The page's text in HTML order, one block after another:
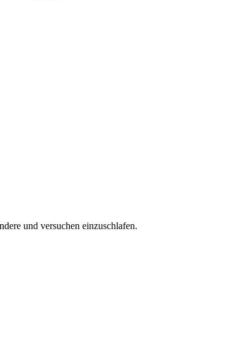
und versuchen einzuschlafen.